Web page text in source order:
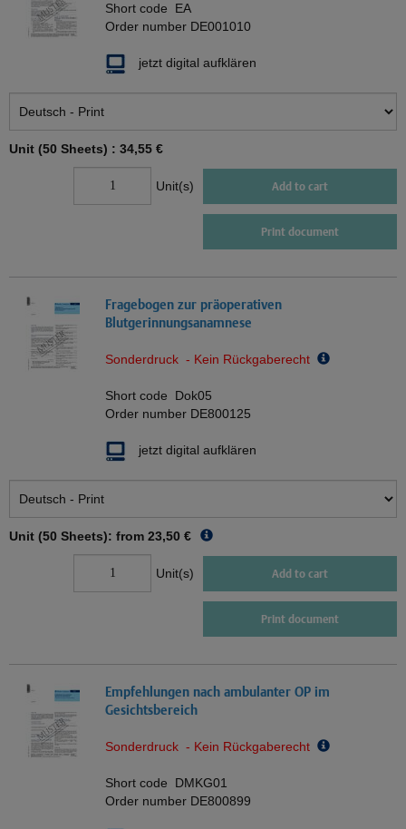
Short code EA
Order number DE001010
jetzt digital aufklären
Unit (50 Sheets) : 34,55 €
Unit(s) Add to cart
Print document
Fragebogen zur präoperativen
Blutgerinnungsanamnese
Sonderdruck - Kein Rückgaberecht
Short code Dok05
Order number DE800125
jetzt digital aufklären
Unit (50 Sheets): from 23,50 €
Unit(s) Add to cart
Print document
Empfehlungen nach ambulanter OP im
Gesichtsbereich
Sonderdruck - Kein Rückgaberecht
Short code DMKG01
Order number DE800899